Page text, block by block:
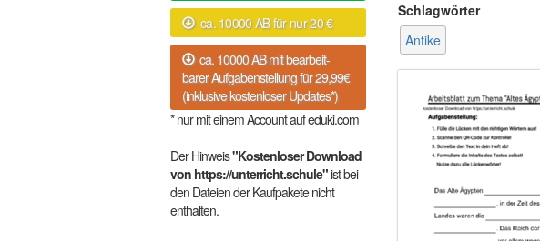
ca. 10000 AB für nur 20 €
ca. 10000 AB mit bearbeit-
barer Aufgabenstellung für 29,99€
(inklusive kostenloser Updates*)
* nur mit einem Account auf eduki.com
Der Hinweis"Kostenloser Download
von https://unterricht.schule"ist bei
den Dateien der Kaufpakete nicht
enthalten.
Schlagwörter
Antike